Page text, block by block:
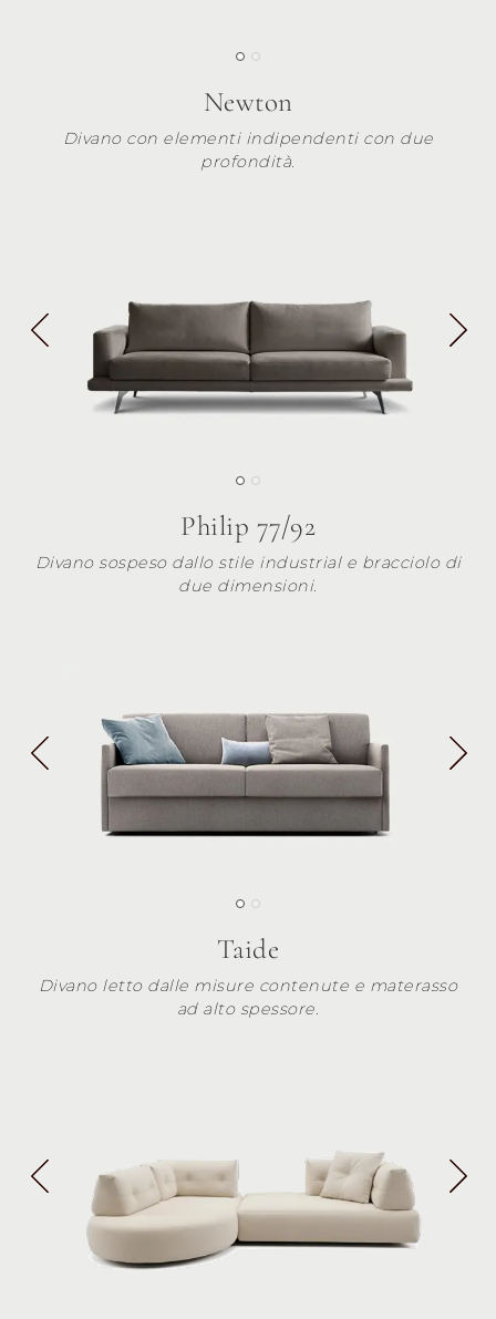
Newton
Divano con elementi indipendenti con due
profondità.
Philip 77/92
Divano sospeso dallo stile industrial e bracciolo di
due dimensioni.
Taide
Divano letto dalle misure contenute e materasso
ad alto spessore.